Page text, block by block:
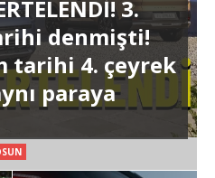
3.
denmişti!
tarihi 4. çeyrek
paraya